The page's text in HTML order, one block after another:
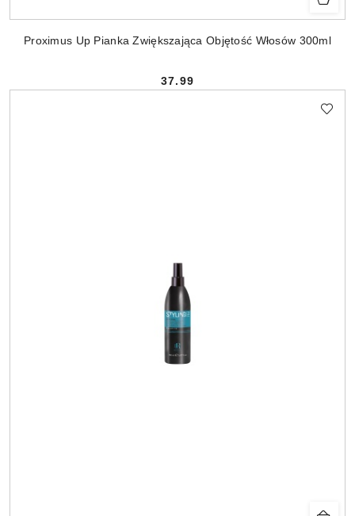
Proximus Up Pianka Zwiększająca Objętość Włosów 300ml
Cena:
37.99